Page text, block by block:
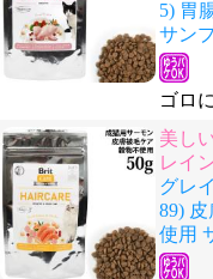
5) 胃
サン
ゴロ
美し
レイ
グレ
89)
使用